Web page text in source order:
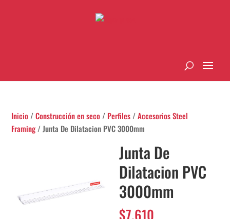
Inicio /Construcción en seco / Perfiles /Accesorios Steel
Framing / Junta De Dilatacion PVC 3000mm
Junta De
Dilatacion PVC
3000mm
$7.610